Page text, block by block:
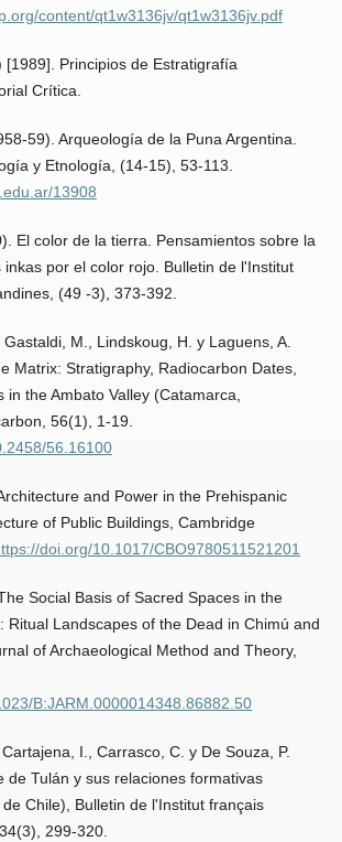
content/qt1w3136jv/qt1w3136jv.pdf
[1989]. Principios de Estratigrafía
Crítica.
59). Arqueología de la Puna Argentina.
y Etnología, (14-15), 53-113.
13908
El color de la tierra. Pensamientos sobre la
inkas por el color rojo. Bulletin de l'Institut
(49 -3), 373-392.
M., Lindskoug, H. y Laguens, A.
Matrix: Stratigraphy, Radiocarbon Dates,
in the Ambato Valley (Catamarca,
56(1), 1-19.
56.16100
and Power in the Prehispanic
of Public Buildings, Cambridge
doi.org/10.1017/CBO9780511521201
Social Basis of Sacred Spaces in the
Ritual Landscapes of the Dead in Chimú and
of Archaeological Method and Theory,
B:JARM.0000014348.86882.50
I., Carrasco, C. y De Souza, P.
de Tulán y sus relaciones formativas
Chile), Bulletin de l'Institut français
299-320.